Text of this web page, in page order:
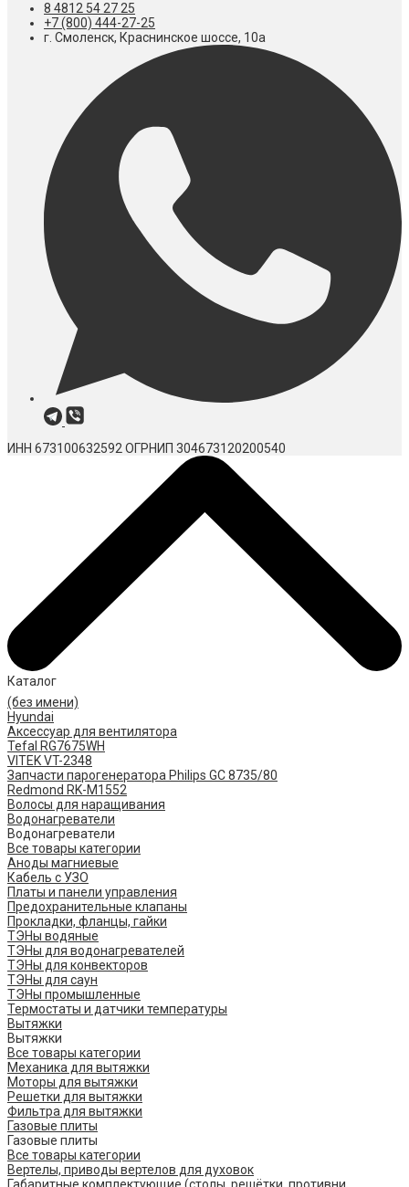
8 4812 54 27 25
+7 (800) 444-27-25
г. Смоленск, Краснинское шоссе, 10а
ИНН 673100632592ОГРНИП 304673120200540
Каталог
(без имени)
Hyundai
Аксессуар для вентилятора
Tefal RG7675WH
VITEK VT-2348
Запчасти парогенератора Philips GC 8735/80
Redmond RK-M1552
Волосы для наращивания
Водонагреватели
Водонагреватели
Все товары категории
Аноды магниевые
Кабель с УЗО
Платы и панели управления
Предохранительные клапаны
Прокладки, фланцы, гайки
ТЭНы водяные
ТЭНы для водонагревателей
ТЭНы для конвекторов
ТЭНы для саун
ТЭНы промышленные
Термостаты и датчики температуры
Вытяжки
Вытяжки
Все товары категории
Механика для вытяжки
Моторы для вытяжки
Решетки для вытяжки
Фильтра для вытяжки
Газовые плиты
Газовые плиты
Все товары категории
Вертелы, приводы вертелов для духовок